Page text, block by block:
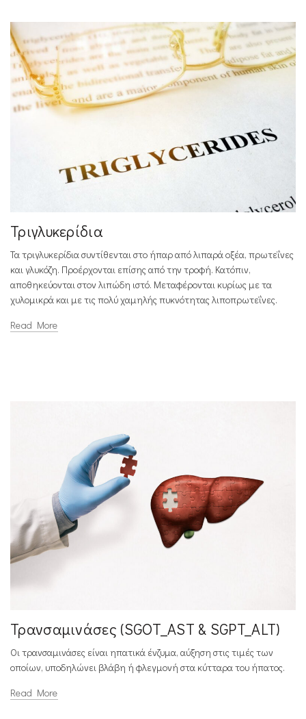
Τριγλυκερίδια
Τα τριγλυκερίδια συντίθενται στο ήπαρ από λιπαρά οξέα, πρωτεΐνες
και γλυκόζη. Προέρχονται επίσης από την τροφή. Κατόπιν,
αποθηκεύονται στον λιπώδη ιστό. Μεταφέρονται κυρίως με τα
χυλομικρά και με τις πολύ χαμηλής πυκνότητας λιποπρωτεΐνες.
Read More
Τρανσαμινάσες (SGOT_AST & SGPT_ALT)
Οι τρανσαμινάσες είναι ηπατικά ένζυμα, αύξηση στις τιμές των
οποίων, υποδηλώνει βλάβη ή φλεγμονή στα κύτταρα του ήπατος.
Read More